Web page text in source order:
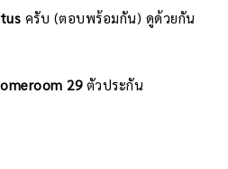
ครับ (ตอบพร้อมกัน) ดูด้วยกัน
29 ตัวประกัน